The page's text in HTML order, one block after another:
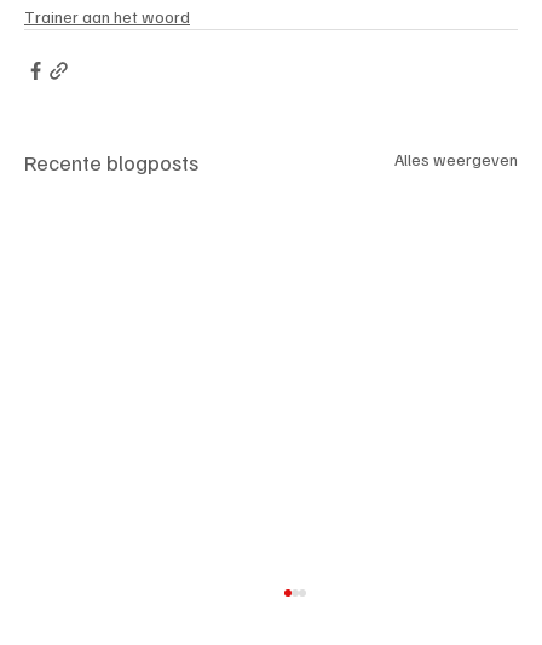
Trainer aan het woord
Recente blogposts Alles weergeven